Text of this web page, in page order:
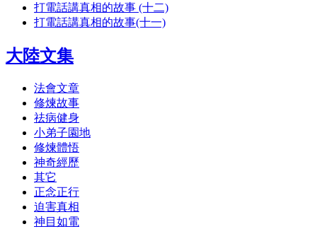
打電話講真相的故事 (十二)
打電話講真相的故事(十一)
大陸文集
法會文章
修煉故事
祛病健身
小弟子園地
修煉體悟
神奇經歷
其它
正念正行
迫害真相
神目如電